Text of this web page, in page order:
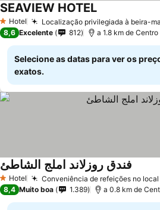
1 Estrelas
Hotel Localização privilegiada à beira-
SEAVIEW HOTEL
8,6 Excelente 812 a 1.8 km de
Selecione as datas para ver os
exatos.
1 Estrelas
Hotel Conveniência de refeições no local
فندق روزلاند املج الشاطئ
8,4 Muito boa 1.389 a 0.8 km de